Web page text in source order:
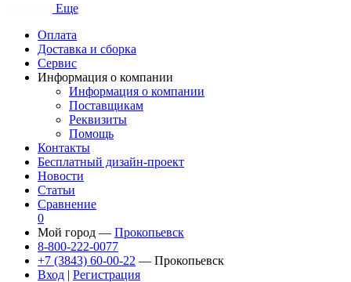
Еще
Оплата
Доставка и сборка
Сервис
Информация о компании
Информация о компании
Поставщикам
Реквизиты
Помощь
Контакты
Бесплатный дизайн-проект
Новости
Статьи
Сравнение
0
Мой город — Прокопьевск
8-800-222-0077
+7 (3843) 60-00-22 — Прокопьевск
Вход | Регистрация